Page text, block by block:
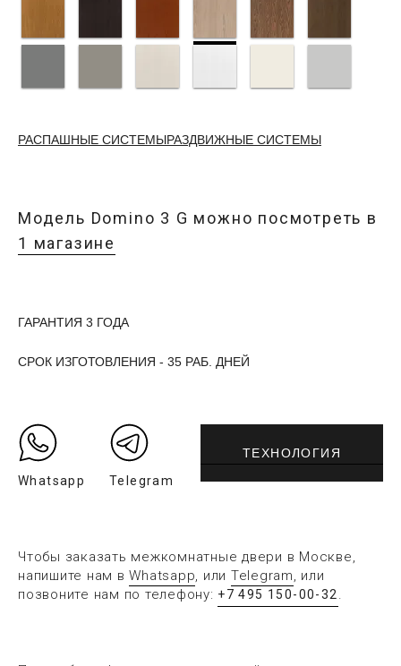
РАСПАШНЫЕ СИСТЕМЫРАЗДВИЖНЫЕ СИСТЕМЫ
Модель Domino 3 G можно посмотреть в
1 магазине
ГАРАНТИЯ 3 ГОДА
СРОК ИЗГОТОВЛЕНИЯ - 35 РАБ. ДНЕЙ
Whatsapp Telegram
ТЕХНОЛОГИЯ
Чтобы заказать межкомнатные двери в Москве,
напишите нам вWhatsapp, или Telegram, или
позвоните нам по телефону: +7 495 150-00-32.